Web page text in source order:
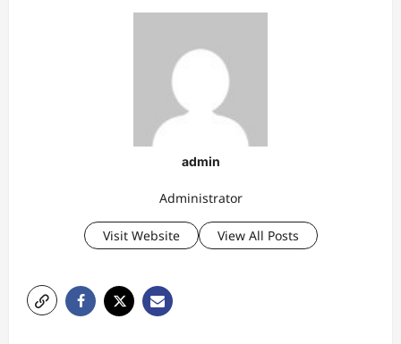
admin
Administrator
Visit Website View All Posts